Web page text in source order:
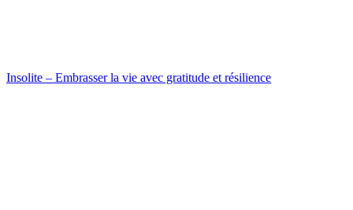
Insolite – Embrasser la vie avec gratitude et résilience